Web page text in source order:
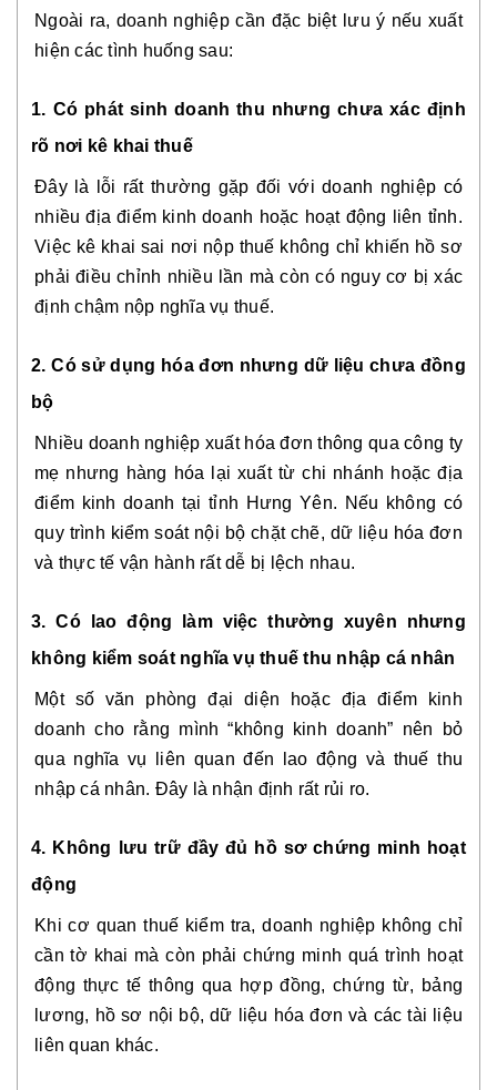
Ngoài ra, doanh nghiệp cần đặc biệt lưu ý nếu xuất
hiện các tình huống sau:
1. Có phát sinh doanh thu nhưng chưa xác định
rõ nơi kê khai thuế
Đây là lỗi rất thường gặp đối với doanh nghiệp có
nhiều địa điểm kinh doanh hoặc hoạt động liên tỉnh.
Việc kê khai sai nơi nộp thuế không chỉ khiến hồ sơ
phải điều chỉnh nhiều lần mà còn có nguy cơ bị xác
định chậm nộp nghĩa vụ thuế.
2. Có sử dụng hóa đơn nhưng dữ liệu chưa đồng
bộ
Nhiều doanh nghiệp xuất hóa đơn thông qua công ty
mẹ nhưng hàng hóa lại xuất từ chi nhánh hoặc địa
điểm kinh doanh tại tỉnh Hưng Yên. Nếu không có
quy trình kiểm soát nội bộ chặt chẽ, dữ liệu hóa đơn
và thực tế vận hành rất dễ bị lệch nhau.
3. Có lao động làm việc thường xuyên nhưng
không kiểm soát nghĩa vụ thuế thu nhập cá nhân
Một số văn phòng đại diện hoặc địa điểm kinh
doanh cho rằng mình “không kinh doanh” nên bỏ
qua nghĩa vụ liên quan đến lao động và thuế thu
nhập cá nhân. Đây là nhận định rất rủi ro.
4. Không lưu trữ đầy đủ hồ sơ chứng minh hoạt
động
Khi cơ quan thuế kiểm tra, doanh nghiệp không chỉ
cần tờ khai mà còn phải chứng minh quá trình hoạt
động thực tế thông qua hợp đồng, chứng từ, bảng
lương, hồ sơ nội bộ, dữ liệu hóa đơn và các tài liệu
liên quan khác.